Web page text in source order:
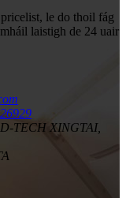
le do thoil fág
laistigh de 24 uair
TECH XINGTAI,